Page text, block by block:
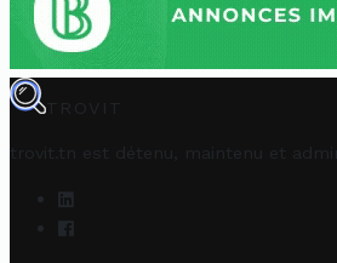
TROVIT
trovit.tn est détenu, maintenu et